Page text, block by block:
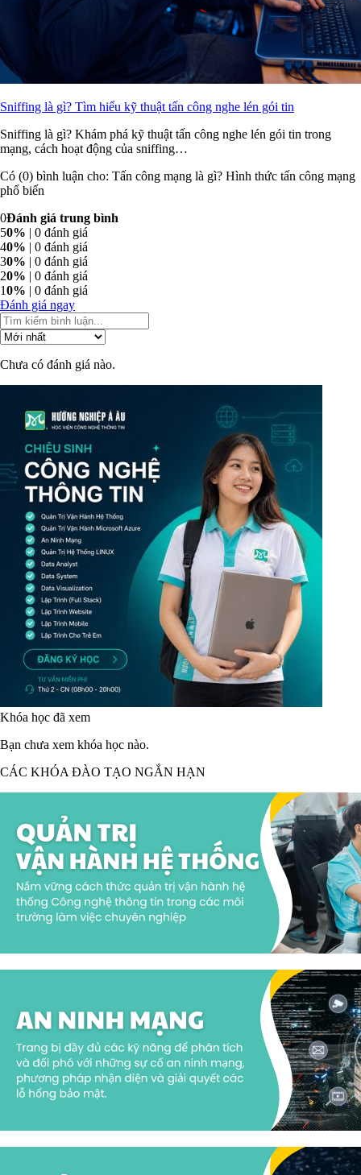
Sniffing là gì? Tìm hiểu kỹ thuật tấn công nghe lén gói tin
Sniffing là gì? Khám phá kỹ thuật tấn công nghe lén gói tin trong
mạng, cách hoạt động của sniffing…
Có (0) bình luận cho: Tấn công mạng là gì? Hình thức tấn công mạng
phổ biến
0Đánh giá trung bình
50% | 0 đánh giá
40% | 0 đánh giá
30% | 0 đánh giá
20% | 0 đánh giá
10% | 0 đánh giá
Đánh giá ngay
Chưa có đánh giá nào.
Khóa học đã xem
Bạn chưa xem khóa học nào.
CÁC KHÓA ĐÀO TẠO NGẮN HẠN